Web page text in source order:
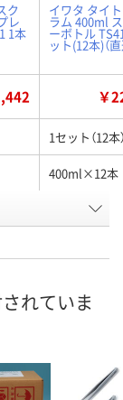
ク
レ
1本
イワタ タイ
ラム 400ml
ーボトル
ット(12本)（直
￥
1セット（12本
400ml×12本
WNK8843
カ
れていま